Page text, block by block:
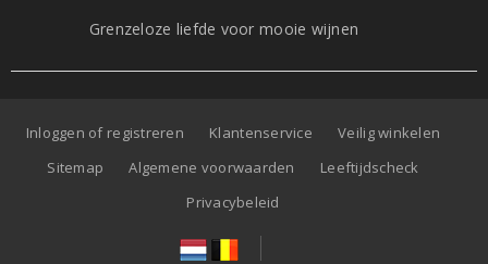
Grenzeloze liefde voor mooie wijnen
Inloggen of registreren Klantenservice
Veilig winkelen
Sitemap
Algemene voorwaarden
Leeftijdscheck
Privacybeleid